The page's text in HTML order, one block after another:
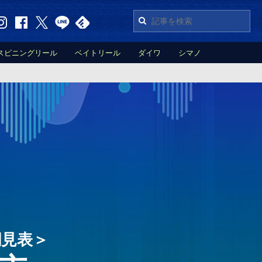
ピニングリール ベイトリール ダイワ シマノ
表＞